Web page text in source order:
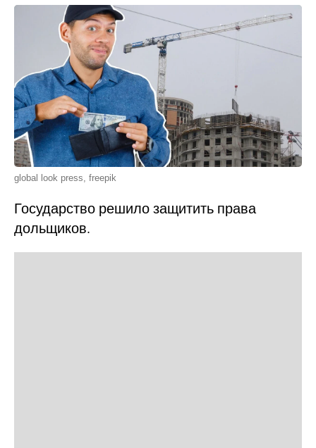
global look press, freepik
Государство решило защитить права
дольщиков.